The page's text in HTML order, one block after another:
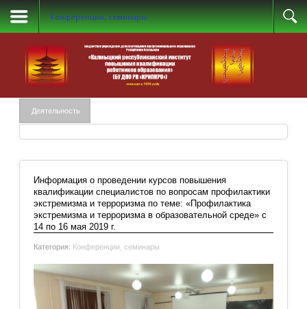
Конференции, семинары
Деятельность
Информация о проведении курсов повышения
квалификации специалистов по вопросам профилактики
экстремизма и терроризма по теме: «Профилактика
экстремизма и терроризма в образовательной среде» с
14 по 16 мая 2019 г.
Категория: Конференции, семинары